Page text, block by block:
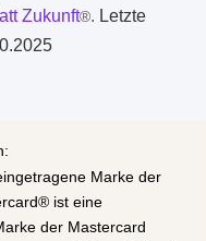
Zukunft®. Letzte
Marke der
ist eine
der Mastercard